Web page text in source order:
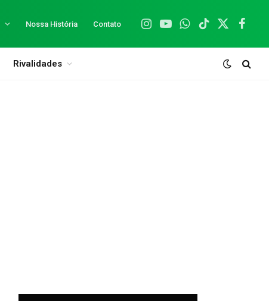
Nossa História Contato
Instagram
YouTubeWhatsApp
TikTok
X
Rivalidades